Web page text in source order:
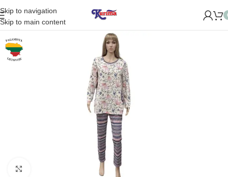
Skip to navigation
Skip to main content
NAUJĄ PARDUOTUVĘ ŽVĖRYNE (SĖLIŲ G. 29